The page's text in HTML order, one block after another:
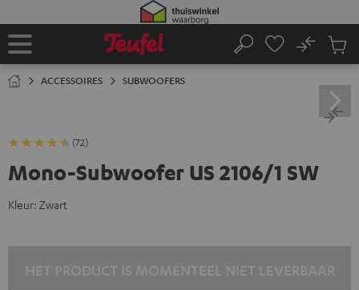
Home
Zoeken
No
ACCESSOIRES SUBWOOFERS
(72)
Mono-Subwoofer US 2106/1 SW
Kleur: Zwart